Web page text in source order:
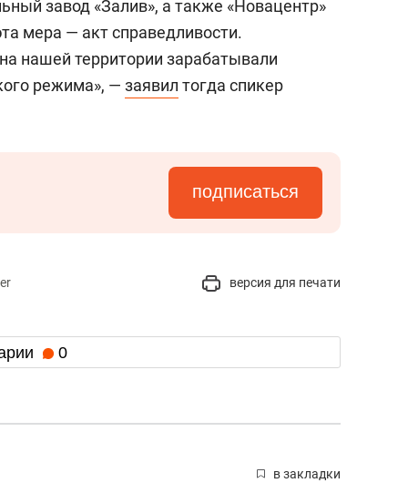
завод «Залив», а также «Новацентр»
мера — акт справедливости.
нашей территории зарабатывали
режима», — заявил тогда спикер
подписаться
версия для печати
0
в закладки